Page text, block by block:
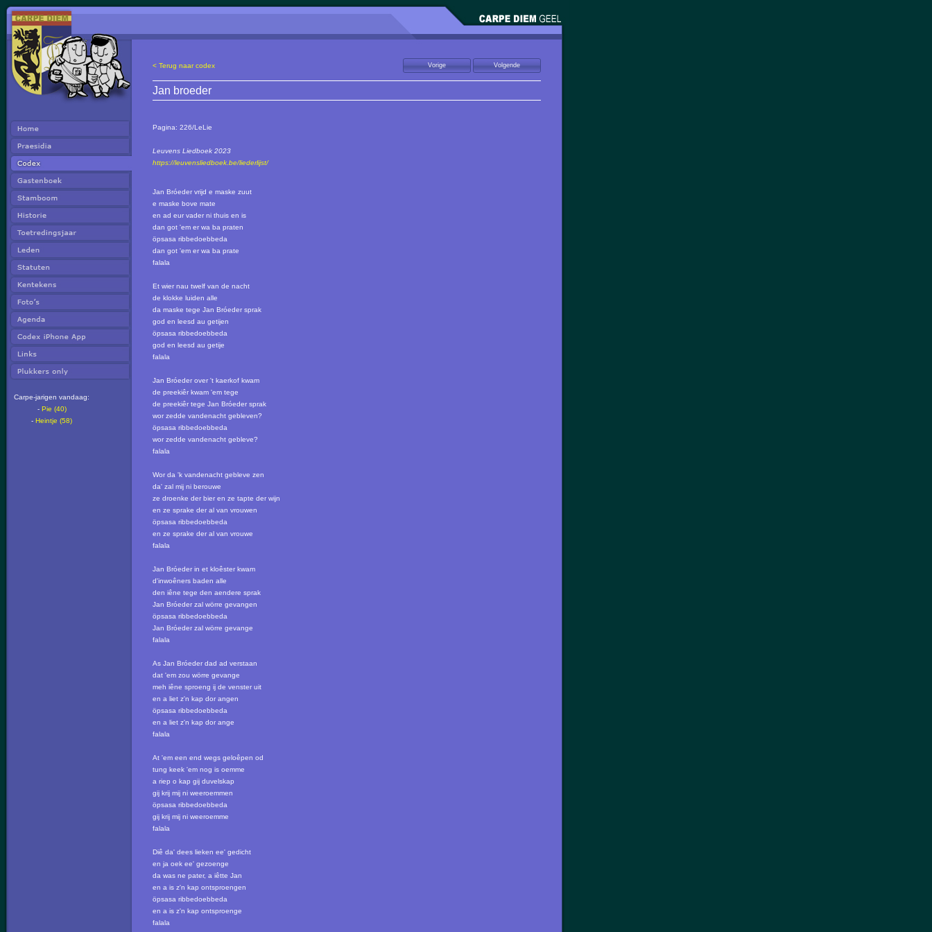
Carpe-jarigen vandaag:
- Pie (40)
- Heintje (58)
< Terug naar codex
Jan broeder
Pagina: 226/LeLie
Leuvens Liedboek 2023
https://leuvensliedboek.be/liederlijst/
Jan Bróeder vrijd e maske zuut
e maske bove mate
en ad eur vader ni thuis en is
dan got 'em er wa ba praten
öpsasa ribbedoebbeda
dan got 'em er wa ba prate
falala
Et wier nau twelf van de nacht
de klokke luiden alle
da maske tege Jan Bróeder sprak
god en leesd au getijen
öpsasa ribbedoebbeda
god en leesd au getije
falala
Jan Bróeder over 't kaerkof kwam
de preekiêr kwam 'em tege
de preekiêr tege Jan Bróeder sprak
wor zedde vandenacht gebleven?
öpsasa ribbedoebbeda
wor zedde vandenacht gebleve?
falala
Wor da 'k vandenacht gebleve zen
da' zal mij ni berouwe
ze droenke der bier en ze tapte der wijn
en ze sprake der al van vrouwen
öpsasa ribbedoebbeda
en ze sprake der al van vrouwe
falala
Jan Bróeder in et kloêster kwam
d'inwoêners baden alle
den iêne tege den aendere sprak
Jan Bróeder zal wörre gevangen
öpsasa ribbedoebbeda
Jan Bróeder zal wörre gevange
falala
As Jan Bróeder dad ad verstaan
dat 'em zou wörre gevange
meh iêne sproeng ij de venster uit
en a liet z'n kap dor angen
öpsasa ribbedoebbeda
en a liet z'n kap dor ange
falala
At 'em een end wegs geloêpen od
tung keek 'em nog is oemme
a riep o kap gij duvelskap
gij krij mij ni weeroemmen
öpsasa ribbedoebbeda
gij krij mij ni weeroemme
falala
Diê da' dees lieken ee' gedicht
en ja oek ee' gezoenge
da was ne pater, a iêtte Jan
en a is z'n kap ontsproengen
öpsasa ribbedoebbeda
en a is z'n kap ontsproenge
falala